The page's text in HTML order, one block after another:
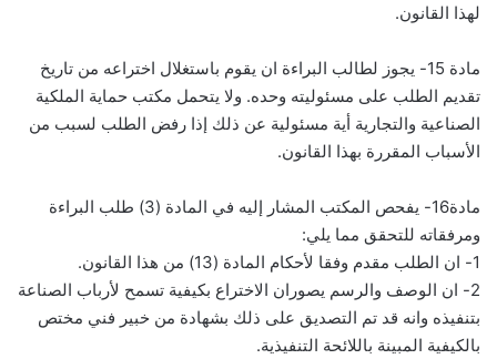
لهذا القانون.
مادة 15- يجوز لطالب البراءة ان يقوم باستغلال اختراعه من تاريخ
تقديم الطلب على مسئوليته وحده. ولا يتحمل مكتب حماية الملكية
الصناعية والتجارية أية مسئولية عن ذلك إذا رفض الطلب لسبب من
الأسباب المقررة بهذا القانون.
مادة16- يفحص المكتب المشار إليه في المادة (3) طلب البراءة
ومرفقاته للتحقق مما يلي:
1- ان الطلب مقدم وفقا لأحكام المادة (13) من هذا القانون.
2- ان الوصف والرسم يصوران الاختراع بكيفية تسمح لأرباب الصناعة
بتنفيذه وانه قد تم التصديق على ذلك بشهادة من خبير فني مختص
بالكيفية المبينة باللائحة التنفيذية.